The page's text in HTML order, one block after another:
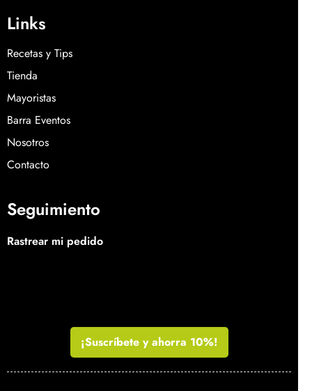
Links
Recetas y Tips
Tienda
Mayoristas
Barra Eventos
Nosotros
Contacto
Seguimiento
Rastrear mi pedido
¡Suscríbete y ahorra 10%!